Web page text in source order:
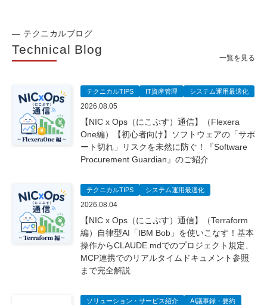
— テクニカルブログ
Technical Blog
一覧を見る
テクニカルTIPS IT資産管理 システム運用最適化
2026.08.05
【NIC x Ops（にこぷす）通信】（Flexera
One編）【初心者向け】ソフトウェアの「サポ
ート切れ」リスクを未然に防ぐ！『Software
Procurement Guardian』のご紹介
テクニカルTIPS システム運用最適化
2026.08.04
【NIC x Ops（にこぷす）通信】（Terraform
編）自律型AI「IBM Bob」を使いこなす！基本
操作からCLAUDE.mdでのプロジェクト規定、
MCP連携でのリアルタイムドキュメント参照
まで完全解説
ソリューション・サービス紹介
AI議事録・要約